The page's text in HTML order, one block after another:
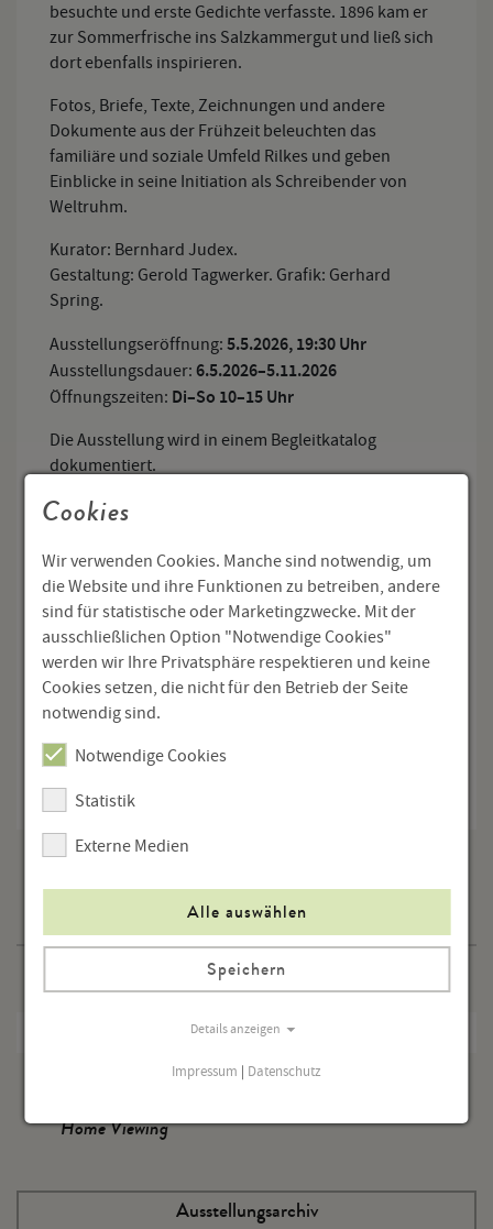
besuchte und erste Gedichte verfasste. 1896 kam er
zur Sommerfrische ins Salzkammergut und ließ sich
dort ebenfalls inspirieren.
Fotos, Briefe, Texte, Zeichnungen und andere
Dokumente aus der Frühzeit beleuchten das
familiäre und soziale Umfeld Rilkes und geben
Einblicke in seine Initiation als Schreibender von
Weltruhm.
Kurator: Bernhard Judex.
Gestaltung: Gerold Tagwerker. Grafik: Gerhard
Spring.
Ausstellungseröffnung: 5.5.2026, 19:30 Uhr
Ausstellungsdauer: 6.5.2026–5.11.2026
Öffnungszeiten: Di–So 10–15 Uhr
Die Ausstellung wird in einem Begleitkatalog
dokumentiert.
In Kooperation mit dem Literaturmuseum Prag.
Adalbert-Stifter-Institut des Landes Oberösterreich
Adalbert-Stifter-Platz 1
4020 Linz
www.stifterhaus.at
Veranstaltungen
Home Viewing
Ausstellungsarchiv
Cookies
Wir verwenden Cookies. Manche sind notwendig, um
die Website und ihre Funktionen zu betreiben, andere
sind für statistische oder Marketingzwecke. Mit der
ausschließlichen Option "Notwendige Cookies"
werden wir Ihre Privatsphäre respektieren und keine
Cookies setzen, die nicht für den Betrieb der Seite
notwendig sind.
Notwendige Cookies
Statistik
Externe Medien
Alle auswählen
Speichern
Details anzeigen
Impressum | Datenschutz